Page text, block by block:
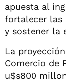
apuesta al
fortalecer las
y sostener la
La
Comercio de
u$s800